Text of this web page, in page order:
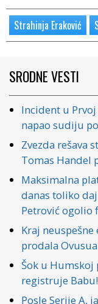
Strahinja Eraković
SRODNE VESTI
Incident u
napao sudiju
Zvezda rešava
Tomas Handel
Maksimalna
danas toliko
Petrović ogolio
Kraj
prodala
Šok u Humskoj
registruje Babu!
Posle Serije A,